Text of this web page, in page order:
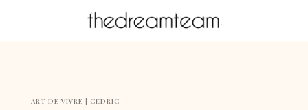
ART DE VIVRE | CEDRIC